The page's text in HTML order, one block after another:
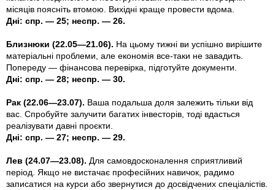
місяців поясніть втомою. Вихiднi краще провести вдома.
Дні: спр. — 25; неспр. — 26.
Близнюки (22.05—21.06). На цьому тижнi ви успiшно вирiшите
матеріальні проблеми, але економiя все-таки не завадить.
Попереду — фiнансова перевiрка, пiдготуйте документи.
Дні: спр. — 28; неспр. — 30.
Рак (22.06—23.07). Ваша подальша доля залежить тільки від
вас. Спробуйте залучити багатих iнвесторiв, тодi вдасться
реалiзувати давнi проєкти.
Дні: спр. — 27; неспр. — 29.
Лев (24.07—23.08). Для самовдосконалення сприятливий
перiод. Якщо не вистачає професiйних навичок, радимо
записатися на курси або звернутися до досвiдчених спецiалiстiв.